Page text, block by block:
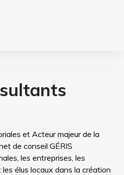
et Acteur majeur de la
de conseil GÉRIS
les entreprises, les
élus locaux dans la création